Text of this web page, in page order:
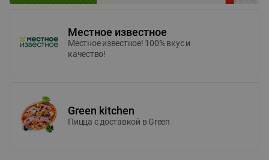
Местное известное
Местное известное! 100% вкус и
качество!
Green kitchen
Пицца c доставкой в Green